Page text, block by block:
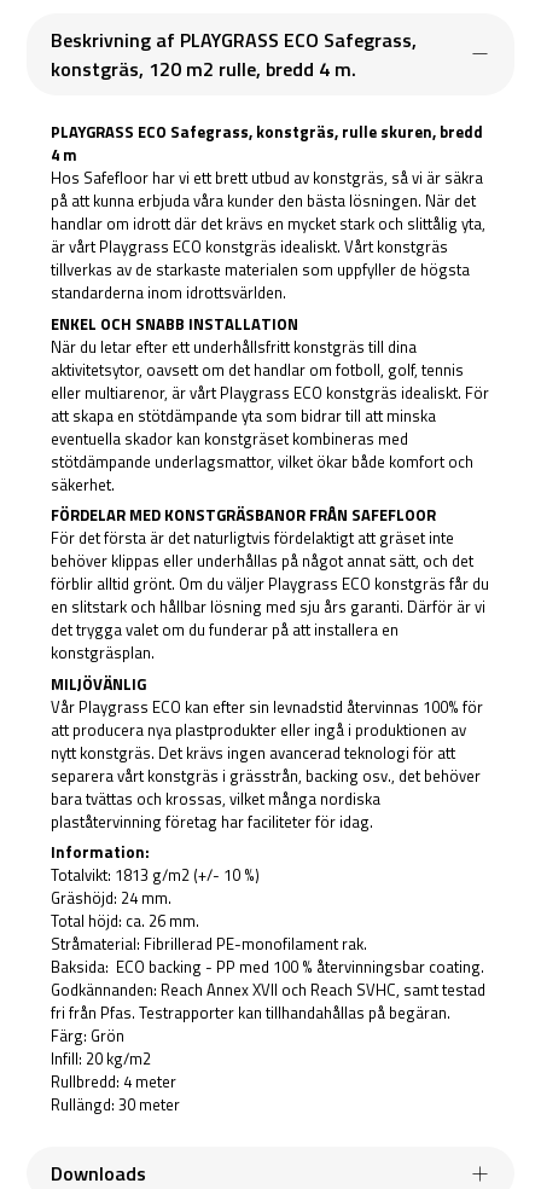
Beskrivning af PLAYGRASS ECO Safegrass,
konstgräs, 120 m2 rulle, bredd 4 m.
PLAYGRASS ECO Safegrass, konstgräs, rulle skuren, bredd
4 m
Hos Safefloor har vi ett brett utbud av konstgräs, så vi är säkra
på att kunna erbjuda våra kunder den bästa lösningen. När det
handlar om idrott där det krävs en mycket stark och slittålig yta,
är vårt Playgrass ECO konstgräs idealiskt. Vårt konstgräs
tillverkas av de starkaste materialen som uppfyller de högsta
standarderna inom idrottsvärlden.
ENKEL OCH SNABB INSTALLATION
När du letar efter ett underhållsfritt konstgräs till dina
aktivitetsytor, oavsett om det handlar om fotboll, golf, tennis
eller multiarenor, är vårt Playgrass ECO konstgräs idealiskt. För
att skapa en stötdämpande yta som bidrar till att minska
eventuella skador kan konstgräset kombineras med
stötdämpande underlagsmattor, vilket ökar både komfort och
säkerhet.
FÖRDELAR MED KONSTGRÄSBANOR FRÅN SAFEFLOOR
För det första är det naturligtvis fördelaktigt att gräset inte
behöver klippas eller underhållas på något annat sätt, och det
förblir alltid grönt. Om du väljer Playgrass ECO konstgräs får du
en slitstark och hållbar lösning med sju års garanti. Därför är vi
det trygga valet om du funderar på att installera en
konstgräsplan.
MILJÖVÄNLIG
Vår Playgrass ECO kan efter sin levnadstid återvinnas 100% för
att producera nya plastprodukter eller ingå i produktionen av
nytt konstgräs. Det krävs ingen avancerad teknologi för att
separera vårt konstgräs i grässtrån, backing osv., det behöver
bara tvättas och krossas, vilket många nordiska
plaståtervinning företag har faciliteter för idag.
Information:
Totalvikt: 1813 g/m2 (+/- 10 %)
Gräshöjd: 24 mm.
Total höjd: ca. 26 mm.
Stråmaterial: Fibrillerad PE-monofilament rak.
Baksida: ECO backing - PP med 100 % återvinningsbar coating.
Godkännanden: Reach Annex XVII och Reach SVHC, samt testad
fri från Pfas. Testrapporter kan tillhandahållas på begäran.
Färg: Grön
Infill: 20 kg/m2
Rullbredd: 4 meter
Rullängd: 30 meter
Downloads